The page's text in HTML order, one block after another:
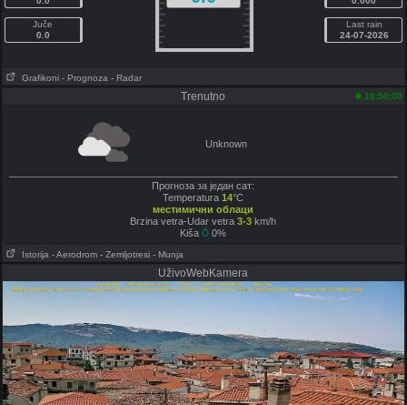
Juče
0.0
Last rain
24-07-2026
Grafikoni - Prognoza - Radar
Trenutno 10:50:00
Unknown
Прогноза за један сат:
Temperatura14°C
местимични облаци
Brzina vetra-Udar vetra 3-3 km/h
Kiša
0%
Istorija - Aerodrom - Zemljotresi - Munja
UživoWebKamera